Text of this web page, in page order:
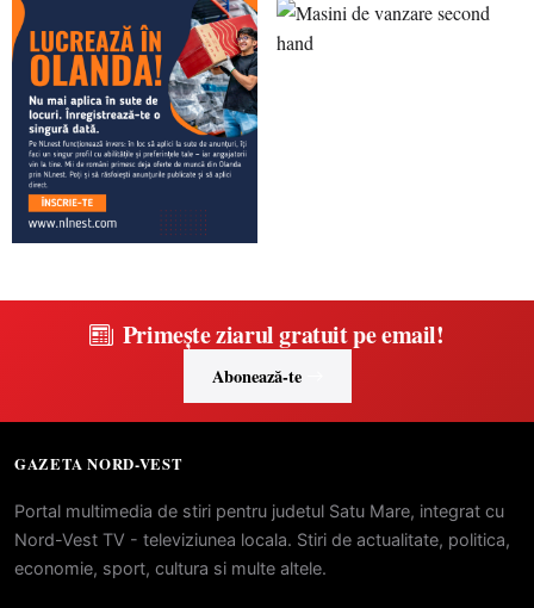
Primește ziarul gratuit pe email!
Abonează-te
GAZETA NORD-VEST
Portal multimedia de stiri pentru judetul Satu Mare, integrat cu
Nord-Vest TV - televiziunea locala. Stiri de actualitate, politica,
economie, sport, cultura si multe altele.